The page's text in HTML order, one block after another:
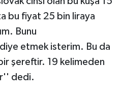
bu fiyat 25 bin liraya
Bunu
etmek isterim. Bu da
şereftir. 19 kelimeden
dedi.